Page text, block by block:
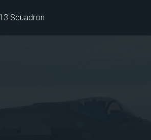
Squadron